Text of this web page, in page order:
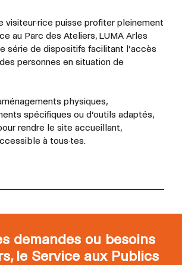
visiteur·rice puisse profiter pleinement
au Parc des Ateliers, LUMA Arles
série de dispositifs facilitant l’accès
personnes en situation de
physiques,
spécifiques ou d’outils adaptés,
rendre le site accueillant,
à tous·tes.
demandes ou besoins
le Service aux Publics